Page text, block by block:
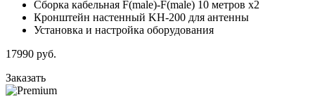
Сборка кабельная F(male)-F(male) 10 метров x2
Кронштейн настенный KH-200 для антенны
Установка и настройка оборудования
17990 руб.
Заказать